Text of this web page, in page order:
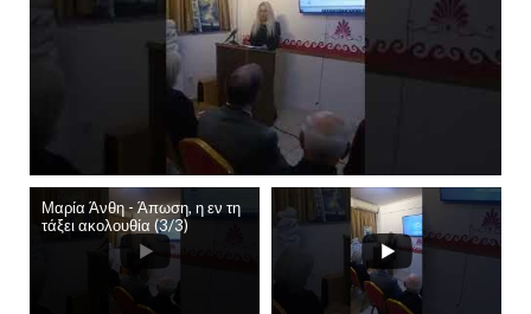
Μαρία Άνθη - Άπωση, η εν τη
τάξει ακολουθία (3/3)